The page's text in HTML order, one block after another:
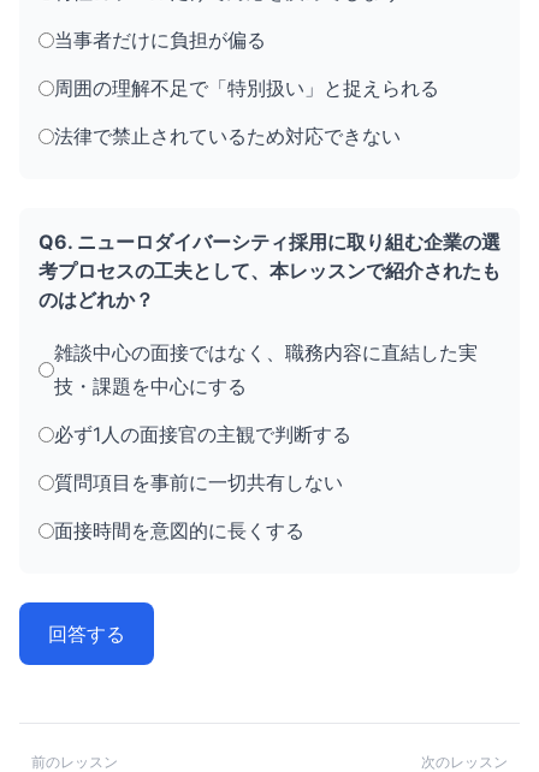
当事者だけに負担が偏る
周囲の理解不足で「特別扱い」と捉えられる
法律で禁止されているため対応できない
Q6. ニューロダイバーシティ採用に取り組む企業の選
考プロセスの工夫として、本レッスンで紹介されたも
のはどれか？
雑談中心の面接ではなく、職務内容に直結した実
技・課題を中心にする
必ず1人の面接官の主観で判断する
質問項目を事前に一切共有しない
面接時間を意図的に長くする
回答する
前のレッスン 次のレッスン